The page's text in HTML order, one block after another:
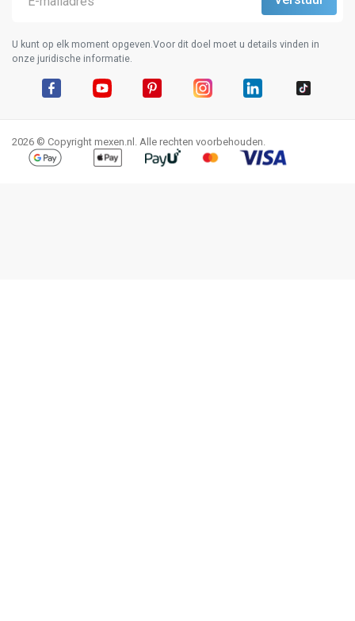
U kunt op elk moment opgeven.Voor dit doel moet u details vinden in
onze juridische informatie.
2026 © Copyright mexen.nl. Alle rechten voorbehouden.